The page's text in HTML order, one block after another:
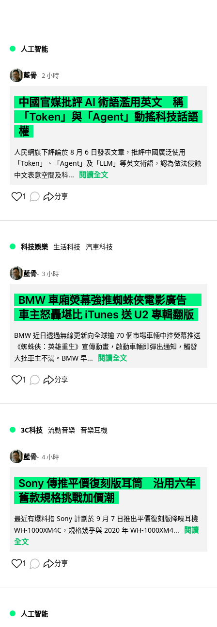
人工智能
藍骨 2 小時
中國官媒批評 AI 術語濫用英文 稱
「Token」與「Agent」動搖科技話語
權
人民網旗下評論於 8 月 6 日發表文章，批評中國廣泛使用
「Token」、「Agent」及「LLM」等英文術語，認為做法侵蝕
中文表意空間及科...
閱讀全文
1 分享
科技娛樂 生活科技 汽車科技
藍骨 3 小時
BMW 車廂熒幕強推蜘蛛俠電影廣告
車主怒轟堪比 iTunes 送 U2 專輯翻版
BMW 近日透過無線更新向全球逾 70 個市場車輛中控熒幕推送
《蜘蛛俠：英雄重生》宣傳動畫，啟動車輛即彈出通知，觸發
大批車主不滿。BMW 早...
閱讀全文
1 分享
3C科技 流動音樂 音樂耳機
藍骨 4 小時
Sony 傳推平價復刻版耳筒 沿用六年
舊款規格挑戰加價潮
最近有爆料指 Sony 計劃於 9 月 7 日推出平價復刻版降噪耳機
WH-1000XM4C，規格幾乎與 2020 年 WH-1000XM4...
閱讀
全文
1 分享
人工智能